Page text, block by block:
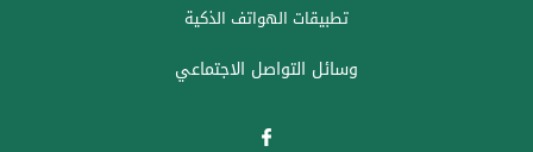
تطبيقات الهواتف الذكية
وسائل التواصل الاجتماعي